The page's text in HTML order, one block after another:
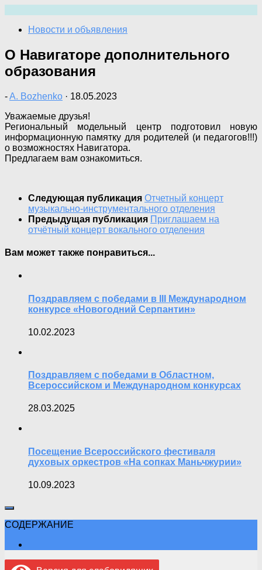
содержимому
Новости и объявления
О Навигаторе дополнительного
образования
-A. Bozhenko · 18.05.2023
Уважаемые друзья!
Региональный модельный центр подготовил новую
информационную памятку для родителей (и педагогов!!!)
о возможностях Навигатора.
Предлагаем вам ознакомиться.
Следующая публикация Отчетный концерт
музыкально-инструментального отделения
Предыдущая публикация Приглашаем на
отчётный концерт вокального отделения
Вам может также понравиться...
Поздравляем с победами в III Международном
конкурсе «Новогодний Серпантин»
10.02.2023
Поздравляем с победами в Областном,
Всероссийском и Международном конкурсах
28.03.2025
Посещение Всероссийского фестиваля
духовых оркестров «На сопках Маньчжурии»
10.09.2023
СОДЕРЖАНИЕ